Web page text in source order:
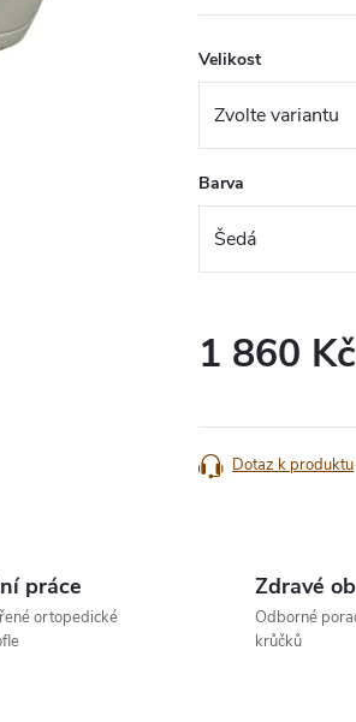
Velikost
Barva
1 860 Kč
Dotaz k produktu
práce
ortopedické
Zdravé
Odborné
krůčků